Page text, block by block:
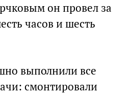
он провел за
часов и шесть
выполнили все
смонтировали